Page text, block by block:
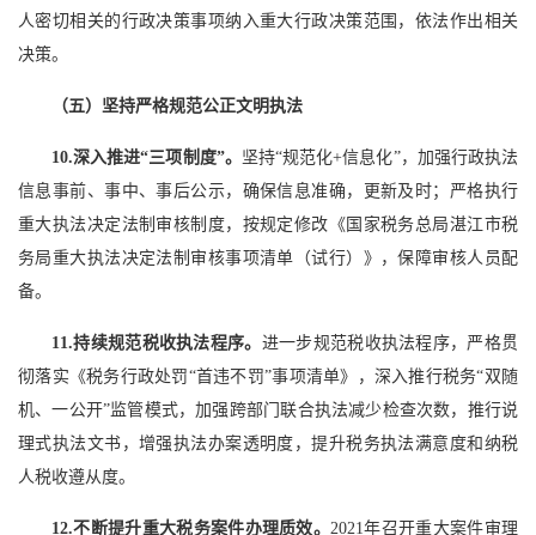
人密切相关的行政决策事项纳入重大行政决策范围，依法作出相关
决策。
（五）坚持严格规范公正文明执法
10.深入推进“三项制度”。 坚持“规范化+信息化”，加强行政执法
信息事前、事中、事后公示，确保信息准确，更新及时；严格执行
重大执法决定法制审核制度，按规定修改《国家税务总局湛江市税
务局重大执法决定法制审核事项清单（试行）》，保障审核人员配
备。
11.持续规范税收执法程序。 进一步规范税收执法程序，严格贯
彻落实《税务行政处罚“首违不罚”事项清单》，深入推行税务“双随
机、一公开”监管模式，加强跨部门联合执法减少检查次数，推行说
理式执法文书，增强执法办案透明度，提升税务执法满意度和纳税
人税收遵从度。
12.不断提升重大税务案件办理质效。2021年召开重大案件审理